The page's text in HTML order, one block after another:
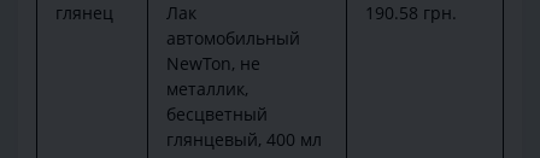
глянец
Лак
автомобильный
NewTon, не
металлик,
бесцветный
глянцевый, 400 мл
190.58 грн.